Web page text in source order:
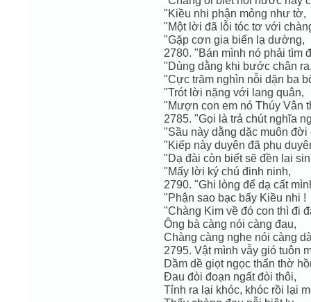
"Kiều nhi phận mỏng như tờ,
"Một lời đã lỗi tóc tơ với
"Gặp cơn gia biến lạ dường,
2780. "Bán mình nó phải tìm
"Dùng dằng khi bước chân
"Cực trăm nghìn nỗi dặn ba
"Trót lời nặng với lang quân,
"Mượn con em nó Thúy Vân
2785. "Gọi là trả chút nghĩa
"Sầu này dằng dặc muôn đời
"Kiếp này duyên đã phụ
"Dạ đài còn biết sẽ đền lai
"Mấy lời ký chú đinh ninh,
2790. "Ghi lòng để dạ cất
"Phận sao bạc bấy Kiều nhi !
"Chàng Kim về đó con thì đi
Ông bà càng nói càng đau,
Chàng càng nghe nói càng
2795. Vật mình vẫy gió tuôn
Dầm dề giọt ngọc thẩn thờ
Đau đòi đoạn ngất đòi thôi,
Tỉnh ra lại khóc, khóc rồi lại